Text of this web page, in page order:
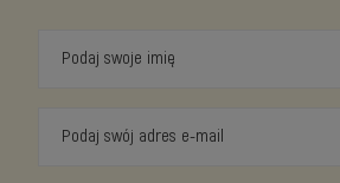
Podaj swoje imię
Podaj swój adres e-mail